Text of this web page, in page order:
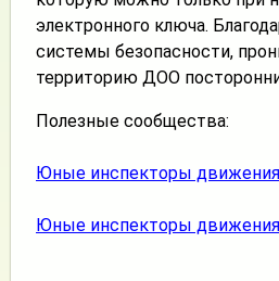
электронного ключа.
системы безопасности,
территорию ДОО
Полезные сообщества:
Юные инспекторы движения
Юные инспекторы